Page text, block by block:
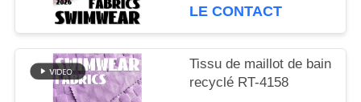
LE CONTACT
Tissu de maillot de bain
recyclé RT-4158